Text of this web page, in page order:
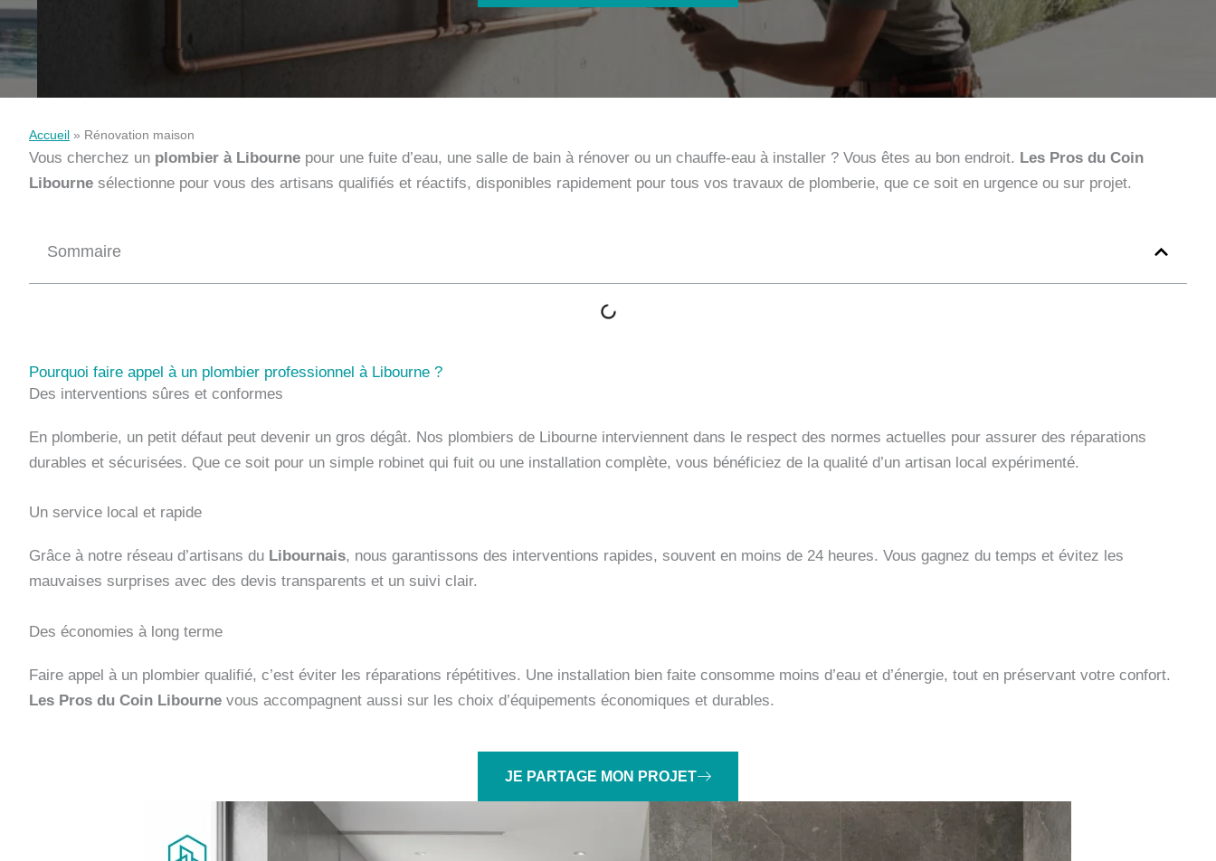
Accueil » Rénovation maison
Vous cherchez un plombier à Libourne pour une fuite d’eau, une salle de bain à rénover ou un chauffe-eau à installer ? Vous êtes au bon endroit. Les Pros du Coin
Libourne sélectionne pour vous des artisans qualifiés et réactifs, disponibles rapidement pour tous vos travaux de plomberie, que ce soit en urgence ou sur projet.
Sommaire
Pourquoi faire appel à un plombier professionnel à Libourne ?
Des interventions sûres et conformes
En plomberie, un petit défaut peut devenir un gros dégât. Nos plombiers de Libourne interviennent dans le respect des normes actuelles pour assurer des réparations
durables et sécurisées. Que ce soit pour un simple robinet qui fuit ou une installation complète, vous bénéficiez de la qualité d’un artisan local expérimenté.
Un service local et rapide
Grâce à notre réseau d’artisans du Libournais, nous garantissons des interventions rapides, souvent en moins de 24 heures. Vous gagnez du temps et évitez les
mauvaises surprises avec des devis transparents et un suivi clair.
Des économies à long terme
Faire appel à un plombier qualifié, c’est éviter les réparations répétitives. Une installation bien faite consomme moins d’eau et d’énergie, tout en préservant votre confort.
Les Pros du Coin Libourne vous accompagnent aussi sur les choix d’équipements économiques et durables.
JE PARTAGE MON PROJET